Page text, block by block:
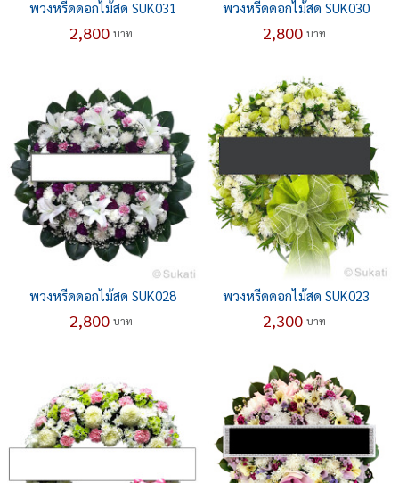
พวงหรีดดอกไม้สด SUK031
2,800 บาท
พวงหรีดดอกไม้สด SUK030
2,800 บาท
พวงหรีดดอกไม้สด SUK028
2,800 บาท
พวงหรีดดอกไม้สด SUK023
2,300 บาท